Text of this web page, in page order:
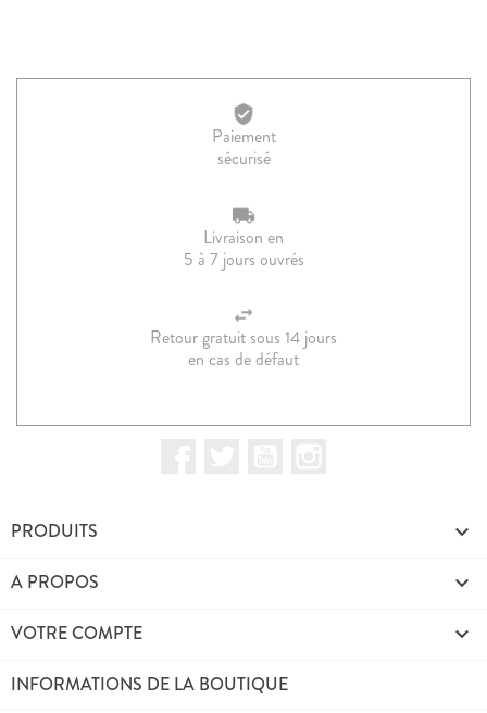
Paiement
sécurisé
Livraison en
5 à 7 jours ouvrés
Retour gratuit sous 14 jours
en cas de défaut
PRODUITS 
A PROPOS 
VOTRE COMPTE 
INFORMATIONS DE LA BOUTIQUE